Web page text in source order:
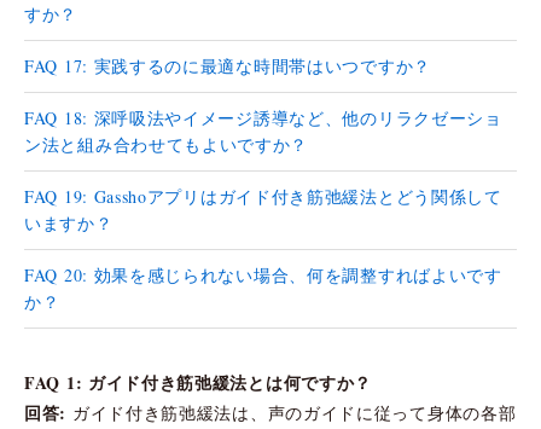
すか？
FAQ 17: 実践するのに最適な時間帯はいつですか？
FAQ 18: 深呼吸法やイメージ誘導など、他のリラクゼーショ
ン法と組み合わせてもよいですか？
FAQ 19: Gasshoアプリはガイド付き筋弛緩法とどう関係して
いますか？
FAQ 20: 効果を感じられない場合、何を調整すればよいです
か？
FAQ 1: ガイド付き筋弛緩法とは何ですか？
回答: ガイド付き筋弛緩法は、声のガイドに従って身体の各部